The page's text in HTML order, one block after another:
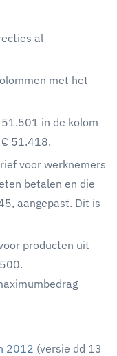
al
met het
in de kolom
51.418.
voor werknemers
betalen en die
aangepast. Dit is
producten uit
2012 (versie dd 13